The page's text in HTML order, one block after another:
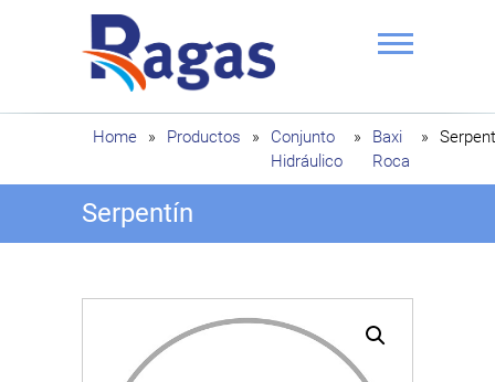
Ragas
Home » Productos »
Conjunto
Hidráulico
»
Baxi
Roca
»
Serpentín